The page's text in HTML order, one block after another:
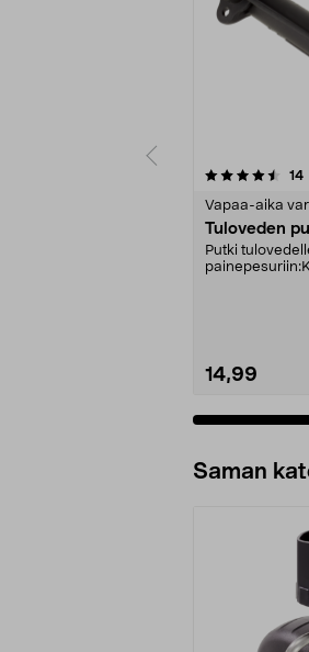
14
Vapaa-aika
Tuloveden
Putki
14,99
Saman